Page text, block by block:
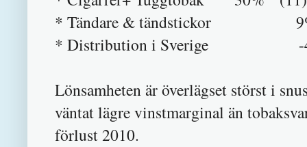
* Tändare & tändstickor
* Distribution i Sverige -
Lönsamheten är överlägset störst i
väntat lägre vinstmarginal än
förlust 2010.